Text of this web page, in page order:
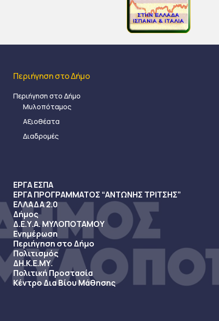
Περιήγηση στο Δήμο
Περιήγηση στο Δήμο
Μυλοπόταμος
Αξιοθέατα
Διαδρομές
ΕΡΓΑ ΕΣΠΑ
ΕΡΓΑ ΠΡΟΓΡΑΜΜΑΤΟΣ “ΑΝΤΩΝΗΣ ΤΡΙΤΣΗΣ”
ΕΛΛΑΔΑ 2.0
Δήμος
Δ.Ε.Υ.Α. ΜΥΛΟΠΟΤΑΜΟΥ
Ενημέρωση
Περιήγηση στο Δήμο
Πολιτισμός
ΔΗ.Κ.Ε.ΜΥ.
Πολιτική Προστασία
Κέντρο Δια Βίου Μάθησης